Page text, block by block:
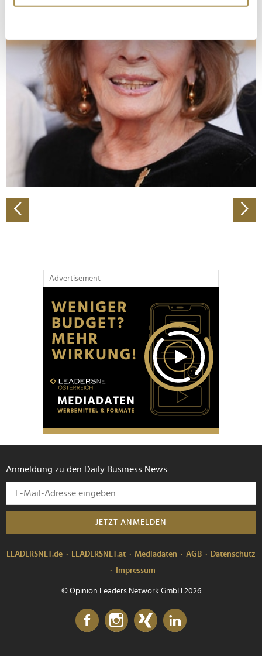
erfassen, welche bis auf einige Meter genau sein
bestimmten Merkmalen (Fingerprinting) identifizieren
Erfahren Sie mehr darüber, wie Ihre persönlichen Daten
verarbeitet werden, und legen Sie Ihre Präferenzen im
Abschnitt Einzelheiten
fest.
Wir verwenden Cookies, um Inhalte und Anzeigen zu
personalisieren, Funktionen für soziale Medien anbieten
zu können und die Zugriffe auf unsere Website zu
analysieren. Außerdem geben wir Informationen zu Ihrer
Verwendung unserer Website an unsere Partner für
Partner führen diese Informationen möglicherweise mit
weiteren Daten zusammen, die Sie ihnen bereitgestellt
Advertisement
Anmeldung zu den Daily Business News
JETZT ANMELDEN
LEADERSNET.de LEADERSNET.at Mediadaten AGB
Datenschutz
Impressum
© Opinion Leaders Network GmbH 2026